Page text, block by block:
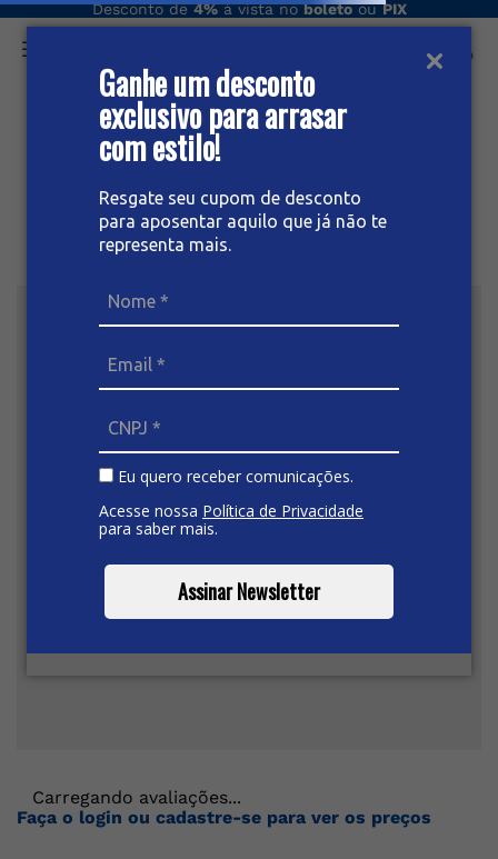
Ganhe um desconto
exclusivo para arrasar
com estilo!
Resgate seu cupom de desconto
para aposentar aquilo que já não te
representa mais.
Eu quero receber comunicações.
Acesse nossa Política de Privacidade
para saber mais.
Assinar Newsletter
Desconto de4%à vista noboletoouPIX
O que você procura hoje?
Carregando avaliações...
Faça o login ou cadastre-se para ver os preços